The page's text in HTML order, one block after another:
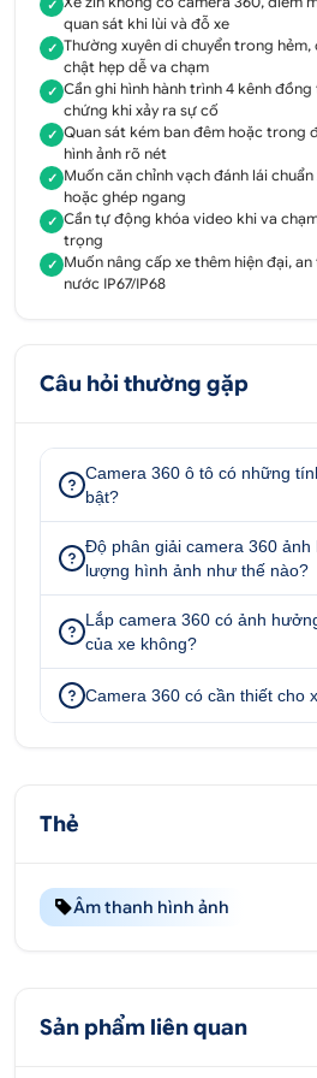
Bảo hành 24 tháng
2. Ưu điểm vượt trội khi
360 Safeview Lux
2.1. Tăng cường an toàn tối
Hệ thống camera 360
toàn các điểm mù xung quanh
dàng quan sát mọi chướng
nguy cơ va chạm, trầy xước
tài sản và an toàn cho mọi
Với mắt camera chất lượng
ban đêm. Người lái có thể dễ
thể, vạch kẻ đường, hay lề
✓
quan sát khi lùi và đỗ xe
✓ Thường xuyên di chuyển trong
chật hẹp dễ va chạm
✓ Cần ghi hình hành trình 4 kênh
chứng khi xảy ra sự cố
✓ Quan sát kém ban đêm hoặc trong
hình ảnh rõ nét
✓ Muốn căn chỉnh vạch đánh lái
hoặc ghép ngang
✓ Cần tự động khóa video khi va
trọng
✓ Muốn nâng cấp xe thêm hiện đại,
nước IP67/IP68
Câu hỏi thường gặp
Camera 360 ô tô có những
bật?
Độ phân giải camera 360
lượng hình ảnh như thế nào?
Lắp camera 360 có ảnh
của xe không?
Camera 360 có cần thiết cho
Thẻ
Âm thanh hình ảnh
Sản phẩm liên quan